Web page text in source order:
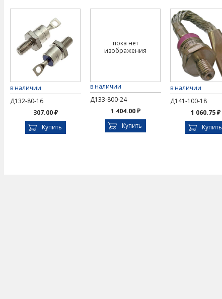
в наличии
Д132-80-16
307.00 ₽
Купить
пока нет
изображения
в наличии
Д133-800-24
1 404.00 ₽
Купить
в наличии
Д141-100-18
1 060.75 ₽
Купить